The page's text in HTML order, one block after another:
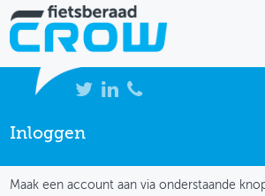
NIEUWS
Inloggen
Maak een account aan via onderstaande